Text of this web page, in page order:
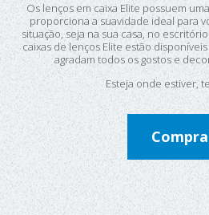
Os lenços em caixa Elite possuem
proporciona a suavidade ideal para
situação, seja na sua casa, no
caixas de lenços Elite estão
agradam todos os gostos e
Esteja onde estiver,
Compra